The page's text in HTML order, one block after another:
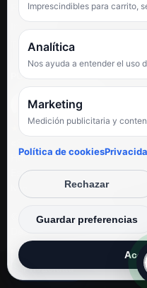
Facebook
TikTok
PUNTUACIÓN DE 4,6 SOBRE
★★★★★
Hemos comprado en varias
Espectacular, servicio de 10.»
Iván Rodríguez Ramos
© Electrodirecto 2026
Desarrollo y mantenimiento
Imprescindibles para carrito,
Analítica
Nos ayuda a entender el uso
Marketing
Medición publicitaria y
Política de cookies
Rechazar
Guardar preferencias
Privacidad